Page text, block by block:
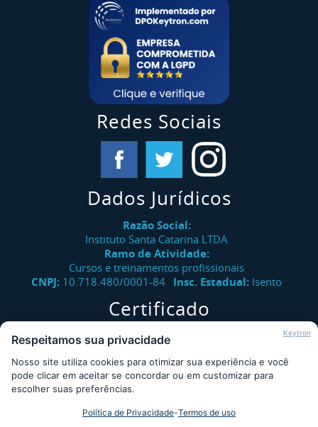
Redes Sociais
Dados Jurídicos
Razão Social:
Instituto Santa Catarina LTDA
Ramo de Atividade:
Cursos e treinamentos profissionais
CNPJ: 10.718.480/0001-84 Insc. Estadual: Isento
Certificado
Verifique a autenticidade de certificados emitidos pelo
Instituto Santa Catarina.
Consultar
Keytron
Respeitamos sua privacidade
Nosso site utiliza cookies para otimizar sua experiência e você
pode clicar em aceitar se concordar ou em customizar para
escolher suas preferências.
Política de Privacidade-Termos de uso